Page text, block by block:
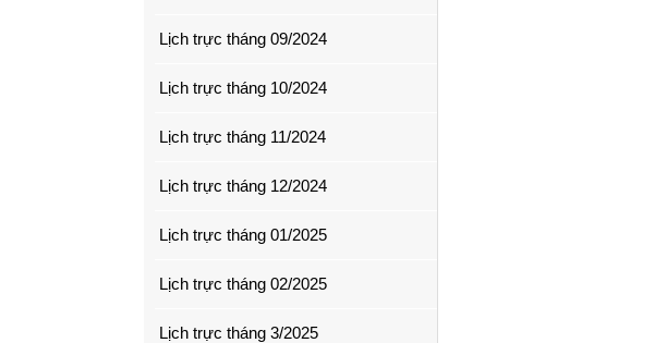
Lịch trực tháng 09/2024
Lịch trực tháng 10/2024
Lịch trực tháng 11/2024
Lịch trực tháng 12/2024
Lịch trực tháng 01/2025
Lịch trực tháng 02/2025
Lịch trực tháng 3/2025